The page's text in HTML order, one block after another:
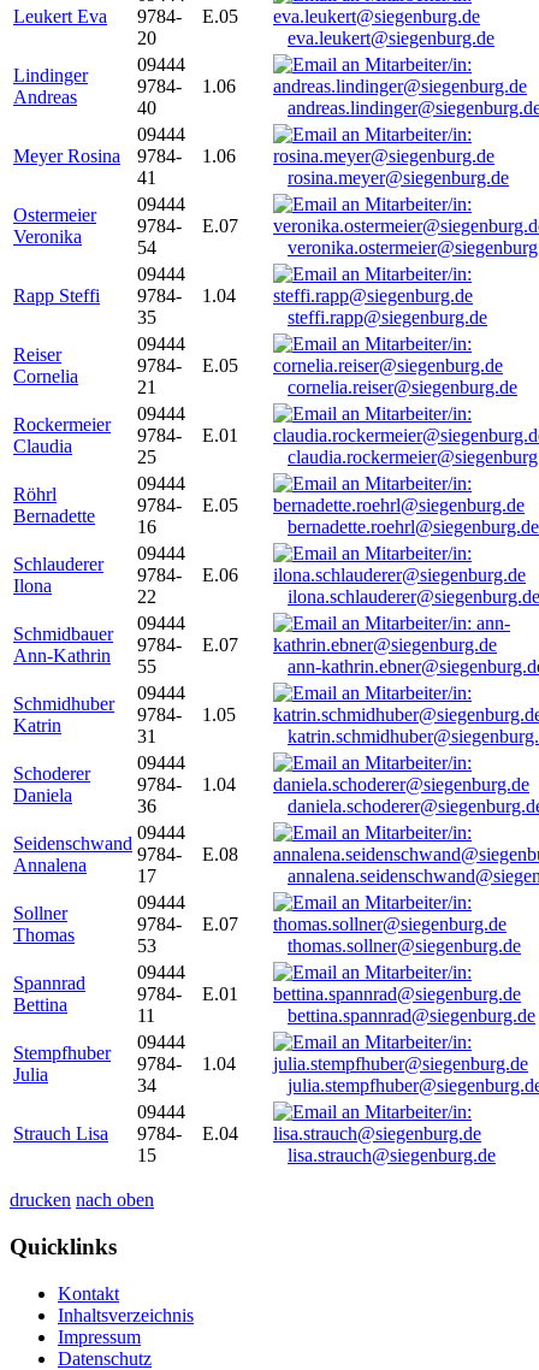
Leukert Eva
9784-
20
E.05
eva.leukert@siegenburg.de
Lindinger
Andreas
09444
9784-
40
1.06
Meyer Rosina
09444
9784-
41
1.06
rosina.meyer@siegenburg.de
Ostermeier
Veronika
09444
9784-
54
E.07
Rapp Steffi
09444
9784-
35
1.04
steffi.rapp@siegenburg.de
Reiser
Cornelia
09444
9784-
21
E.05
cornelia.reiser@siegenburg.de
Rockermeier
Claudia
09444
9784-
25
E.01
Röhrl
Bernadette
09444
9784-
16
E.05
bernadette.roehrl@siegenburg.de
Schlauderer
Ilona
09444
9784-
22
E.06
ilona.schlauderer@siegenburg.de
Schmidbauer
Ann-Kathrin
09444
9784-
55
E.07
ann-
Schmidhuber
Katrin
09444
9784-
31
1.05
Schoderer
Daniela
09444
9784-
36
1.04
Seidenschwand
Annalena
09444
9784-
17
E.08
Sollner
Thomas
09444
9784-
53
E.07
thomas.sollner@siegenburg.de
Spannrad
Bettina
09444
9784-
11
E.01
bettina.spannrad@siegenburg.de
Stempfhuber
Julia
09444
9784-
34
1.04
Strauch Lisa
09444
9784-
15
E.04
lisa.strauch@siegenburg.de
drucken nach oben
Quicklinks
Kontakt
Inhaltsverzeichnis
Impressum
Datenschutz